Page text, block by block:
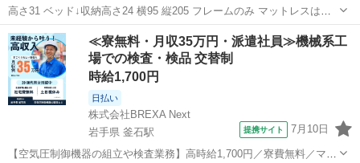
高さ31 ベッド↓収納高さ24 横95 縦205 フレームのみ マットレスは付
属しません。
宮城 仙台市 八木山動物公園駅 ベッド シングル
≪寮無料・月収35万円・派遣社員≫機械系工
場での検査・検品 交替制
時給1,700円
日払い
株式会社BREXA Next
岩手県 釜石駅
提携サイト 7月10日
【空気圧制御機器の組立や検査業務】高時給1,700円／寮費無料／マイ